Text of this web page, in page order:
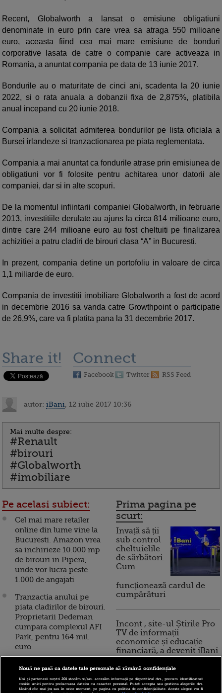
Recent, Globalworth a lansat o emisiune obligatiuni
denominate in euro prin care vrea sa atraga 550 milioane
euro, aceasta fiind cea mai mare emisiune de bonduri
corporative lasata de catre o companie care activeaza in
Romania, a anuntat compania pe data de 13 iunie 2017.
Bondurile au o maturitate de cinci ani, scadenta la 20 iunie
2022, si o rata anuala a dobanzii fixa de 2,875%, platibila
anual incepand cu 20 iunie 2018.
Compania a solicitat admiterea bondurilor pe lista oficiala a
Bursei irlandeze si tranzactionarea pe piata reglementata.
Compania a mai anuntat ca fondurile atrase prin emisiunea de
obligatiuni vor fi folosite pentru achitarea unor datorii ale
companiei, dar si in alte scopuri.
De la momentul infiintarii companiei Globalworth, in februarie
2013, investitiile derulate au ajuns la circa 814 milioane euro,
dintre care 244 milioane euro au fost cheltuiti pe finalizarea
achizitiei a patru cladiri de birouri clasa “A” in Bucuresti.
In prezent, compania detine un portofoliu in valoare de circa
1,1 miliarde de euro.
Compania de investitii imobiliare Globalworth a fost de acord
in decembrie 2016 sa vanda catre Growthpoint o participatie
de 26,9%, care va fi platita pana la 31 decembrie 2017.
Share it! Connect
Facebook Twitter RSS Feed
autor: iBani , 12 iulie 2017 10:36
Mai multe despre:
#Renault
#birouri
#Globalworth
#imobiliare
Pe acelasi subiect:
Cel mai mare retailer
online din lume vine la
Bucuresti. Amazon vrea
sa inchirieze 10.000 mp
de birouri in Pipera,
unde vor lucra peste
1.000 de angajati
Tranzactia anului pe
piata cladirilor de birouri.
Proprietarii Dedeman
cumpara complexul AFI
Park, pentru 164 mil.
euro
Dezvoltatorul suedez
2018 prima cladire de
Prima pagina pe
scurt:
Invață să ții
sub control
cheltuielile
de sărbători.
Cum
funcționează cardul de
cumpărături
Incont , site-ul Știrile Pro
TV de informații
economice și educație
financiară, a devenit iBani
10 reguli pentru decizii
financiare inteligente
Nouă ne pasă ca datele tale personale să rămână confidențiale
Noi și partenerii noștri201stocăm și/sau accesăm informații pe dispozitivul dvs., precum identificatorii
cookie unici pentru prelucrarea datelor cu caracter personal. Puteți accepta sau gestiona alegerile dvs.
făcând clic mai jos sau în orice moment, pe pagina cu politica de confidențialitate. Aceste alegeri vor fi